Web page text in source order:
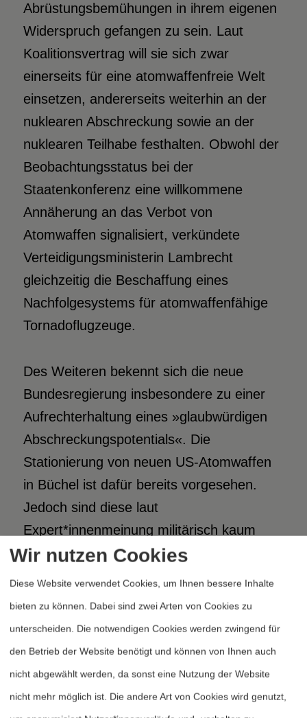
Abrüstungsbemühungen in ihrem eigenen
Widerspruch gefangen zu sein. Laut
Koalitionsvertrag will sie sich zwar
einerseits für eine atomwaffenfreie Welt
einsetzen, andererseits weiterhin an der
nuklearen Abschreckung sowie an der
nuklearen Teilhabe festhalten. Obwohl der
Beobachtungsstatus bei der
Staatenkonferenz eine willkommene
Annäherung an das Verbot von
Atomwaffen signalisiert, verkündete
Verteidigungsministerin Lambrecht
gleichzeitig die Beschaffung eines
Nachfolgesystems für atomwaffenfähige
Tornadoflugzeuge.
Des Weiteren bekennt sich die neue
Bundesregierung insbesondere zu einer
Aufrechterhaltung eines »glaubwürdigen
Abschreckungspotentials«. Die
Stationierung von neuen US-Atomwaffen
in Büchel ist dafür bereits vorgesehen.
Jedoch sind diese laut
Expert*innenmeinung militärisch kaum
nutzbar und daher auch nicht glaubwürdig.
Wir nutzen Cookies
Diese Website verwendet Cookies, um Ihnen bessere Inhalte
bieten zu können. Dabei sind zwei Arten von Cookies zu
unterscheiden. Die notwendigen Cookies werden zwingend für
den Betrieb der Website benötigt und können von Ihnen auch
nicht abgewählt werden, da sonst eine Nutzung der Website
nicht mehr möglich ist. Die andere Art von Cookies wird genutzt,